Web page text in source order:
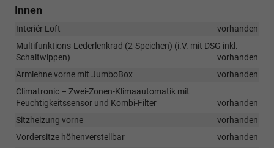
Innen
Interiér Loft
vorhanden
Multifunktions-Lederlenkrad (2-Speichen) (i.V. mit DSG inkl.
Schaltwippen)
vorhanden
Armlehne vorne mit JumboBox
vorhanden
Climatronic – Zwei-Zonen-Klimaautomatik mit
Feuchtigkeitssensor und Kombi-Filter
vorhanden
Sitzheizung vorne
vorhanden
Vordersitze höhenverstellbar
vorhanden